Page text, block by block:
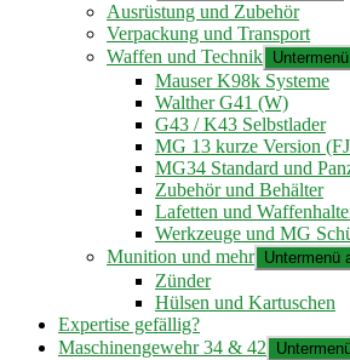
Ausrüstung und Zubehör
Verpackung und Transport
Waffen und Technik
Mauser K98k Systeme
Walther G41 (W)
G43 / K43 Selbstlader
MG 13 kurze Version
MG34 Standard und
Zubehör und Behälter
Lafetten und
Werkzeuge und MG
Munition und mehr Untermenü
Zünder
Hülsen und Kartuschen
Expertise gefällig?
Maschinengewehr 34 & 42